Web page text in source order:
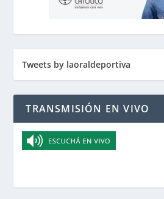
Tweets by laoraldeportiva
TRANSMISIÓN EN VIVO